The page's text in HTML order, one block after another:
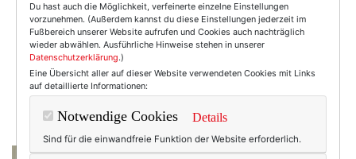
Einträge mit dem
Tag: Trainerin
Du hast auch die Möglichkeit, verfeinerte einzelne Einstellungen
vorzunehmen. (Außerdem kannst du diese Einstellungen jederzeit im
Fußbereich unserer Website aufrufen und Cookies auch nachträglich
wieder abwählen. Ausführliche Hinweise stehen in unserer
Datenschutzerklärung.)
Eine Übersicht aller auf dieser Website verwendeten Cookies mit Links
auf detaillierte Informationen:
Notwendige Cookies Details
Sind für die einwandfreie Funktion der Website erforderlich.